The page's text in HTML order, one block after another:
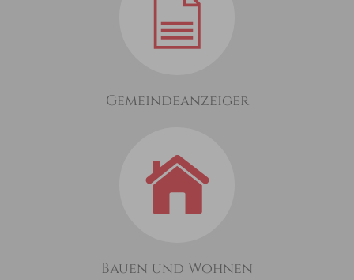
Gemeindeanzeiger
Bauen und Wohnen